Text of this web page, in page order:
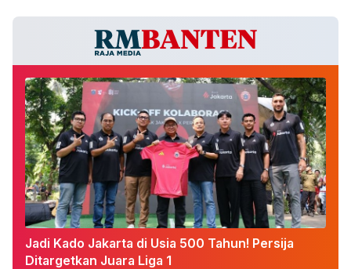
Jadi Kado Jakarta di Usia 500 Tahun! Persija
Ditargetkan Juara Liga 1